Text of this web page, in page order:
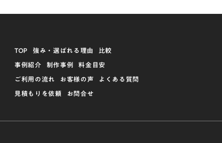
TOP 強み・選ばれる理由 比較
事例紹介 制作事例 料金目安
ご利用の流れ お客様の声 よくある質問
見積もりを依頼 お問合せ